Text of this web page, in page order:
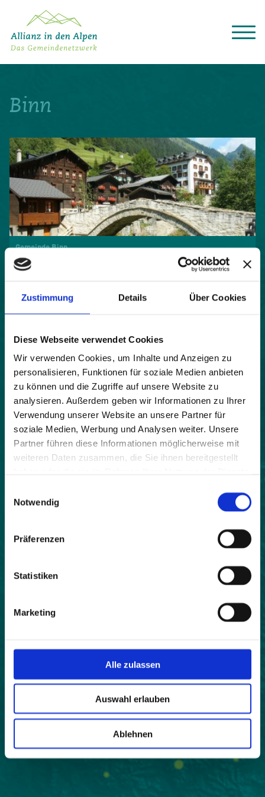
Zustimmung Details Über Cookies
Diese Webseite verwendet Cookies
Wir verwenden Cookies, um Inhalte und Anzeigen zu
personalisieren, Funktionen für soziale Medien anbieten
zu können und die Zugriffe auf unsere Website zu
analysieren. Außerdem geben wir Informationen zu Ihrer
Verwendung unserer Website an unsere Partner für
soziale Medien, Werbung und Analysen weiter. Unsere
Partner führen diese Informationen möglicherweise mit
weiteren Daten zusammen, die Sie ihnen bereitgestellt
Notwendig
Präferenzen
Statistiken
Marketing
Alle zulassen
Auswahl erlauben
Ablehnen
Projekte
Aktuelles
Termine
Deutsch ItalianoFrançaisSlovenščinaEnglish
Binn
Gemeinde Binn
Karte
Schweiz
Beitrittsjahr:
2018
Webseite:
http://www.binn.ch/